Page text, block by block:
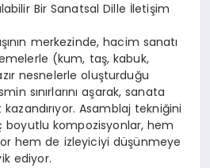
Bir Sanatsal Dille İletişim
merkezinde, hacim sanatı
(kum, taş, kabuk,
nesnelerle oluşturduğu
sınırlarını aşarak, sanata
Asamblaj tekniğini
boyutlu kompozisyonlar, hem
hem de izleyiciyi düşünmeye
ediyor.